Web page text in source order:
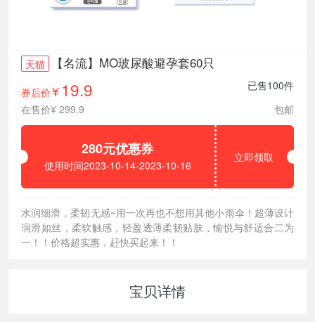
天猫 【名流】MO玻尿酸避孕套60只
券后价¥ 19.9
已售100件
在售价¥ 299.9
包邮
280元优惠券
使用时间2023-10-14-2023-10-16
立即领取
水润细滑，柔韧无感~用一次再也不想用其他小雨伞！超薄设计
润滑如丝，柔软触感，轻盈透薄柔韧贴肤，愉悦与舒适合二为
一！！价格超实惠，赶快买起来！！
宝贝详情